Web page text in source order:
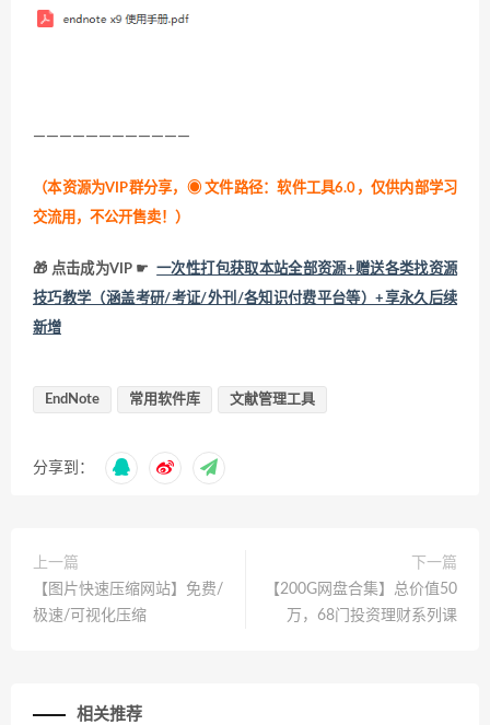
————————————
（本资源为VIP群分享， ◉ 文件路径：软件工具6.0，仅供内部学习
交流用，不公开售卖！ ）
🎁 点击成为VIP ☛ 一次性打包获取本站全部资源+赠送各类找资源
技巧教学（涵盖考研/考证/外刊/各知识付费平台等）+享永久后续
新增
EndNote 常用软件库 文献管理工具
分享到：
上一篇
【图片快速压缩网站】免费/
极速/可视化压缩
下一篇
【200G网盘合集】总价值50
万，68门投资理财系列课
相关推荐